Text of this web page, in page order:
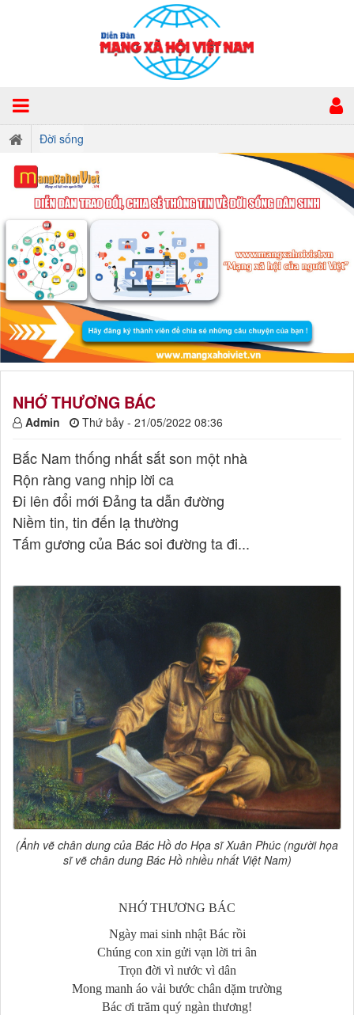
Đời sống
NHỚ THƯƠNG BÁC
Admin Thứ bảy - 21/05/2022 08:36
Bắc Nam thống nhất sắt son một nhà
Rộn ràng vang nhịp lời ca
Đi lên đổi mới Đảng ta dẫn đường
Niềm tin, tin đến lạ thường
Tấm gương của Bác soi đường ta đi...
(Ảnh vẽ chân dung của Bác Hồ do Họa sĩ Xuân Phúc (người họa
sĩ vẽ chân dung Bác Hồ nhiều nhất Việt Nam)
NHỚ THƯƠNG BÁC
Ngày mai sinh nhật Bác rồi
Chúng con xin gửi vạn lời tri ân
Trọn đời vì nước vì dân
Mong manh áo vải bước chân dặm trường
Bác ơi trăm quý ngàn thương!